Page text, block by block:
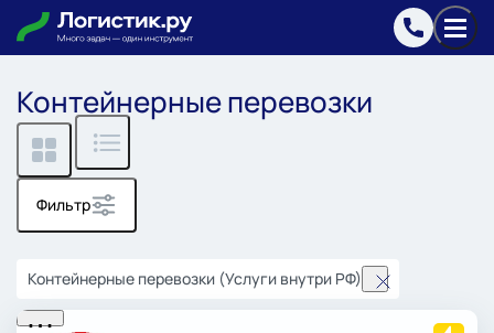
Контейнерные перевозки
Фильтр
Контейнерные перевозки (Услуги внутри РФ)
…